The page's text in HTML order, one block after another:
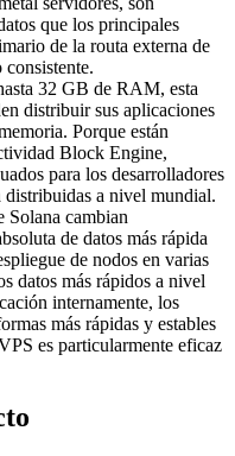
que los principales
de la routa externa de
32 GB de RAM, esta
distribuir sus aplicaciones
Porque están
Block Engine,
para los desarrolladores
distribuidas a nivel mundial.
Solana cambian
de datos más rápida
de nodos en varias
datos más rápidos a nivel
internamente, los
más rápidas y estables
es particularmente eficaz